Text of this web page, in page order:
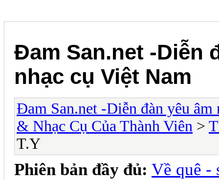
Đam San.net -Diễn
nhạc cụ Việt Nam
Đam San.net -Diễn đàn yêu âm
& Nhạc Cụ Của Thành Viên >
T.Y
Phiên bản đầy đủ: Về quê -